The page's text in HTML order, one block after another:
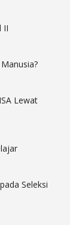
II
Lewat
Seleksi